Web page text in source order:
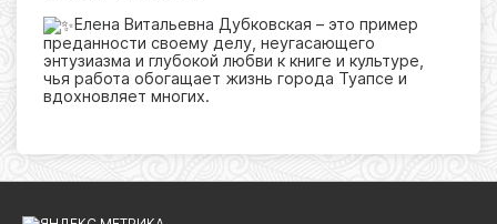
Елена Витальевна Дубковская – это пример
преданности своему делу, неугасающего
энтузиазма и глубокой любви к книге и культуре,
чья работа обогащает жизнь города Туапсе и
вдохновляет многих.